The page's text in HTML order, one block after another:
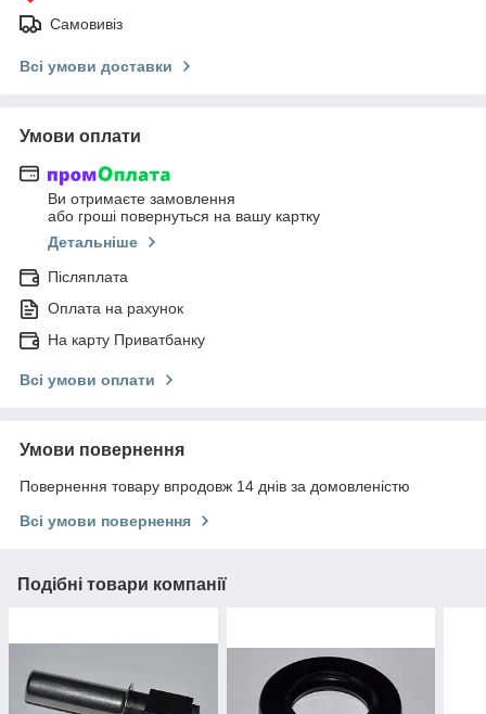
Самовивіз
Всі умови доставки
Умови оплати
Ви отримаєте замовлення
або гроші повернуться на вашу картку
Детальніше
Післяплата
Оплата на рахунок
На карту Приватбанку
Всі умови оплати
Умови повернення
Повернення товару впродовж 14 днів за домовленістю
Всі умови повернення
Подібні товари компанії